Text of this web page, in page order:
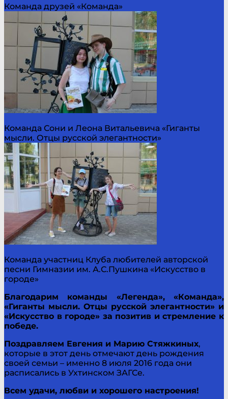
Команда друзей «Команда»
Команда Сони и Леона Витальевича «Гиганты
мысли. Отцы русской элегантности»
Команда участниц Клуба любителей авторской
песни Гимназии им. А.С.Пушкина «Искусство в
городе»
Благодарим команды «Легенда», «Команда»,
«Гиганты мысли. Отцы русской элегантности» и
«Искусство в городе» за позитив и стремление к
победе.
Поздравляем Евгения и Марию Стяжкиных,
которые в этот день отмечают день рождения
своей семьи – именно 8 июля 2016 года они
расписались в Ухтинском ЗАГСе.
Всем удачи, любви и хорошего настроения!